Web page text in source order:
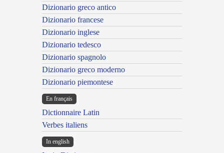
Dizionario greco antico
Dizionario francese
Dizionario inglese
Dizionario tedesco
Dizionario spagnolo
Dizionario greco moderno
Dizionario piemontese
En français
Dictionnaire Latin
Verbes italiens
In english